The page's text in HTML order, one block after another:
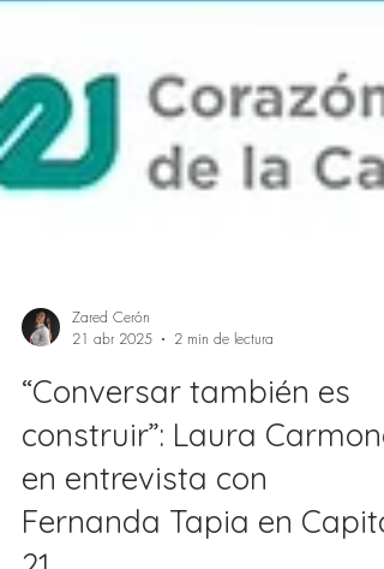
21 abr 2025
2 min de lectura
“Conversar también es